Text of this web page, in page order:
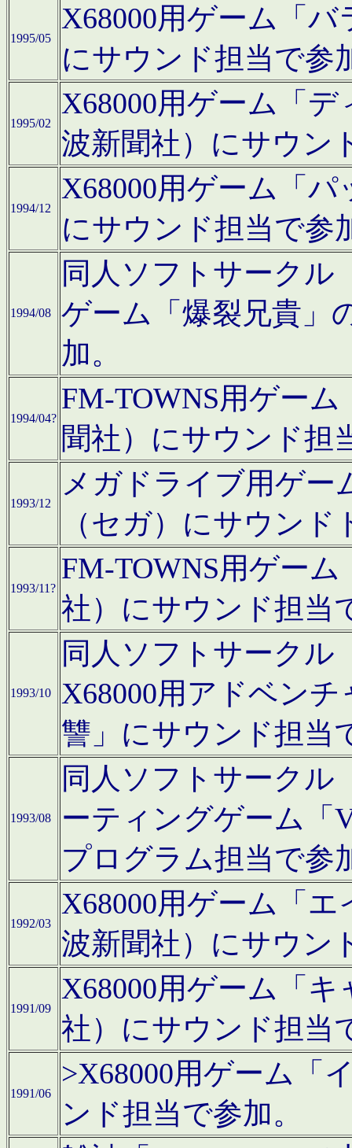
1995/05
X68000用ゲーム「
にサウンド担当で参
1995/02
X68000用ゲーム「
波新聞社）にサウン
1994/12
X68000用ゲーム「
にサウンド担当で参
1994/08
同人ソフトサークル
ゲーム「爆裂兄貴」
加。
1994/04?
FM-TOWNS用ゲー
聞社）にサウンド担
1993/12
メガドライブ用ゲー
（セガ）にサウン
1993/11?
FM-TOWNS用ゲー
社）にサウンド担当
1993/10
同人ソフトサークル
X68000用アドベン
讐」にサウンド担当
1993/08
同人ソフトサークル
ーティングゲーム「
プログラム担当で参
1992/03
X68000用ゲーム「
波新聞社）にサウン
1991/09
X68000用ゲーム「
社）にサウンド担当
1991/06
>X68000用ゲーム「
ンド担当で参加。